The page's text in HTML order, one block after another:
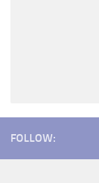
FOLLOW: